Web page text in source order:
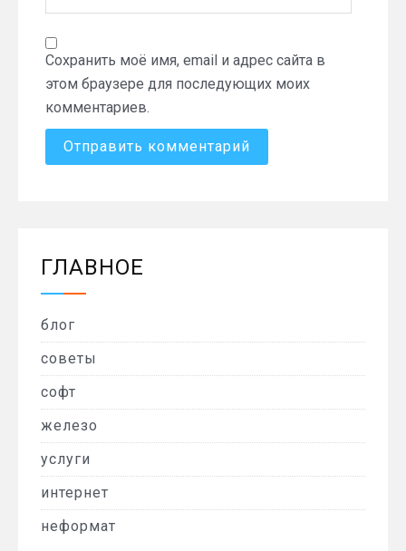
Сохранить моё имя, email и адрес сайта в
этом браузере для последующих моих
комментариев.
ГЛАВНОЕ
блог
советы
софт
железо
услуги
интернет
неформат